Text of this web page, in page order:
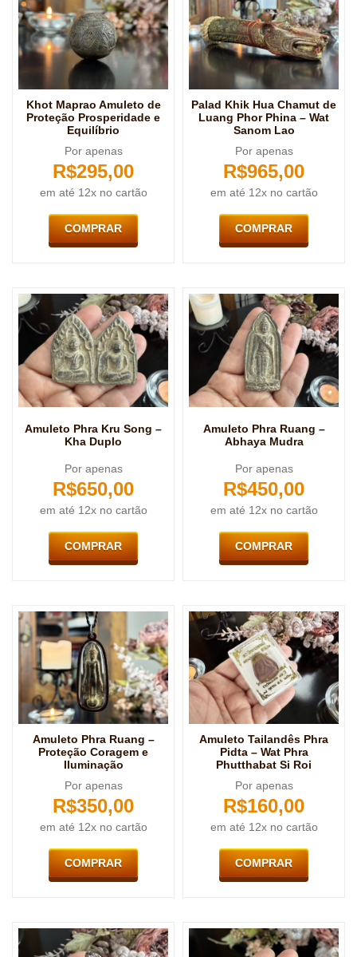
Khot Maprao Amuleto de
Proteção Prosperidade e
Equilíbrio
Por apenas
R$295,00
em até 12x no cartão
COMPRAR
Palad Khik Hua Chamut de
Luang Phor Phina – Wat
Sanom Lao
Por apenas
R$965,00
em até 12x no cartão
COMPRAR
Amuleto Phra Kru Song –
Kha Duplo
Por apenas
R$650,00
em até 12x no cartão
COMPRAR
Amuleto Phra Ruang –
Abhaya Mudra
Por apenas
R$450,00
em até 12x no cartão
COMPRAR
Amuleto Phra Ruang –
Proteção Coragem e
Iluminação
Por apenas
R$350,00
em até 12x no cartão
COMPRAR
Amuleto Tailandês Phra
Pidta – Wat Phra
Phutthabat Si Roi
Por apenas
R$160,00
em até 12x no cartão
COMPRAR